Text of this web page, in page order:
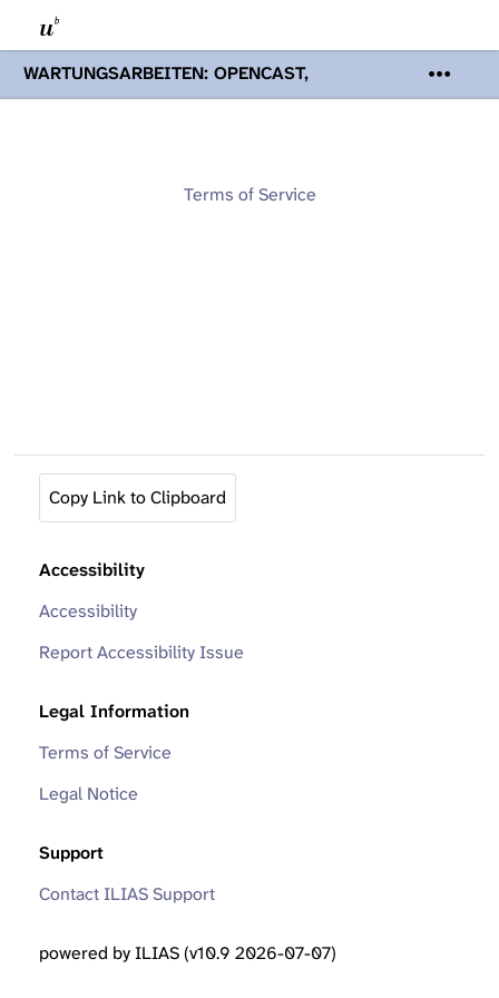
WARTUNGSARBEITEN: OPENCAST,
PODCASTS & TOBIRA
Mi 19. August
Opencast-Videos und Tobira nicht zur
Terms of Service
Copy Link to Clipboard
Accessibility
Accessibility
Report Accessibility Issue
Legal Information
Terms of Service
Legal Notice
Support
Contact ILIAS Support
powered by ILIAS (v10.9 2026-07-07)